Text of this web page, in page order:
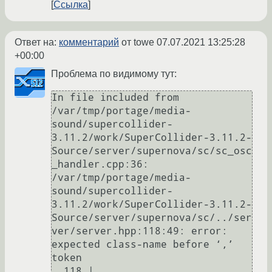
Ссылка
Ответ на: комментарий от towe 07.07.2021 13:25:28
+00:00
Проблема по видимому тут:
In file included from
/var/tmp/portage/media-
sound/supercollider-
3.11.2/work/SuperCollider-3.11.2-
Source/server/supernova/sc/sc_osc
_handler.cpp:36:
/var/tmp/portage/media-
sound/supercollider-
3.11.2/work/SuperCollider-3.11.2-
Source/server/supernova/sc/../ser
ver/server.hpp:118:49: error:
expected class-name before ‘,’
token